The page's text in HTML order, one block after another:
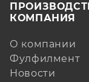
КОМПАНИЯ
О компании
Фулфилмент
Новости